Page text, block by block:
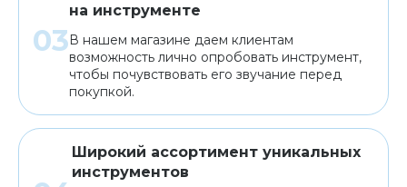
на инструменте
В нашем магазине даем клиентам
возможность лично опробовать инструмент,
чтобы почувствовать его звучание перед
покупкой.
Широкий ассортимент уникальных
инструментов